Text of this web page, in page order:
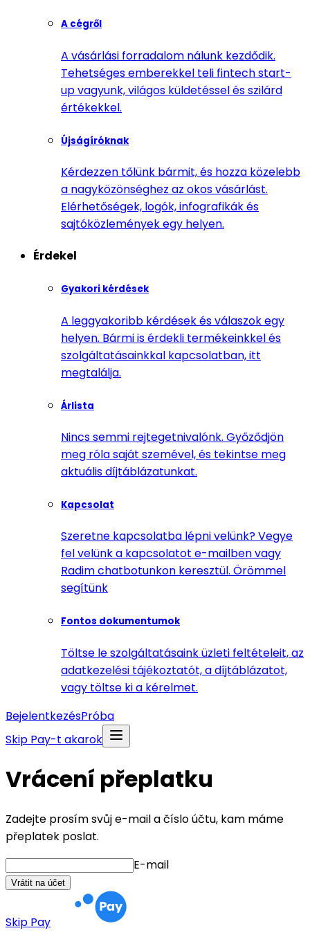
A cégről
A vásárlási forradalom nálunk kezdődik.
Tehetséges emberekkel teli fintech start-
up vagyunk, világos küldetéssel és szilárd
értékekkel.
Újságíróknak
Kérdezzen tőlünk bármit, és hozza közelebb
a nagyközönséghez az okos vásárlást.
Elérhetőségek, logók, infografikák és
sajtóközlemények egy helyen.
Érdekel
Gyakori kérdések
A leggyakoribb kérdések és válaszok egy
helyen. Bármi is érdekli termékeinkkel és
szolgáltatásainkkal kapcsolatban, itt
megtalálja.
Árlista
Nincs semmi rejtegetnivalónk. Győződjön
meg róla saját szemével, és tekintse meg
aktuális díjtáblázatunkat.
Kapcsolat
Szeretne kapcsolatba lépni velünk? Vegye
fel velünk a kapcsolatot e-mailben vagy
Radim chatbotunkon keresztül. Örömmel
segítünk
Fontos dokumentumok
Töltse le szolgáltatásaink üzleti feltételeit, az
adatkezelési tájékoztatót, a díjtáblázatot,
vagy töltse ki a kérelmet.
BejelentkezésPróba
Skip Pay-t akarok
Vrácení přeplatku
Zadejte prosím svůj e-mail a číslo účtu, kam máme
přeplatek poslat.
E-mail
Vrátit na účet
Skip Pay